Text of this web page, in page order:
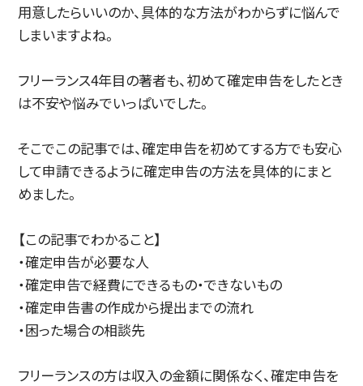
用意したらいいのか、具体的な方法がわからずに悩んで
しまいますよね。
フリーランス4年目の著者も、初めて確定申告をしたとき
は不安や悩みでいっぱいでした。
そこでこの記事では、確定申告を初めてする方でも安心
して申請できるように確定申告の方法を具体的にまと
めました。
【この記事でわかること】
・確定申告が必要な人
・確定申告で経費にできるもの・できないもの
・確定申告書の作成から提出までの流れ
・困った場合の相談先
フリーランスの方は収入の金額に関係なく、確定申告を